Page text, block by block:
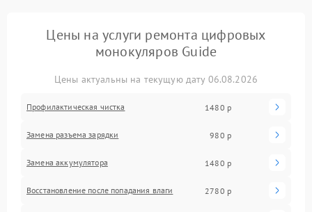
Цены на услуги ремонта цифровых
монокуляров Guide
Цены актуальны на текущую дату 06.08.2026
Профилактическая чистка 1480 р
Замена разъема зарядки 980 р
Замена аккумулятора 1480 р
Восстановление после попадания влаги 2780 р